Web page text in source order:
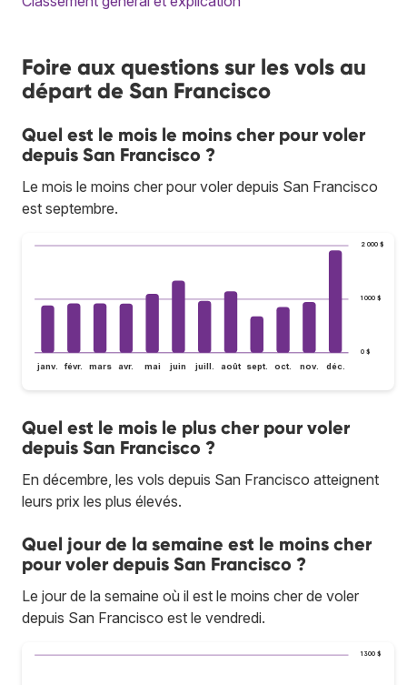
Foire aux questions sur les vols au
départ de San Francisco
Quel est le mois le moins cher pour voler
depuis San Francisco ?
Le mois le moins cher pour voler depuis San Francisco
est septembre.
0 $
1 000 $
2 000 $
janv. févr. mars avr. mai juin juill. août sept. oct. nov. déc.
Quel est le mois le plus cher pour voler
depuis San Francisco ?
En décembre, les vols depuis San Francisco atteignent
leurs prix les plus élevés.
Quel jour de la semaine est le moins cher
pour voler depuis San Francisco ?
Le jour de la semaine où il est le moins cher de voler
depuis San Francisco est le vendredi.
1 300 $